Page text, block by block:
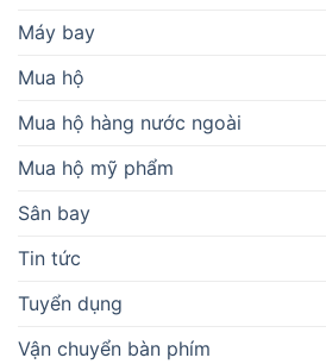
Máy bay
Mua hộ
Mua hộ hàng nước ngoài
Mua hộ mỹ phẩm
Sân bay
Tin tức
Tuyển dụng
Vận chuyển bàn phím